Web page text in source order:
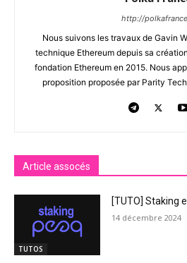
http://
Nous suivons les travaux de Gavin
technique Ethereum depuis sa
fondation Ethereum en 2015. Nous
proposition proposée par Parity
Article assocés
TUTOS
[TUTO] Staking
14 décembre 2024